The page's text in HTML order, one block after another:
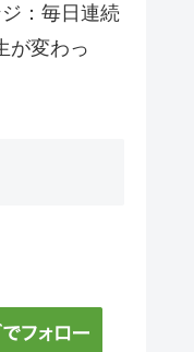
：毎日連続
が変わっ